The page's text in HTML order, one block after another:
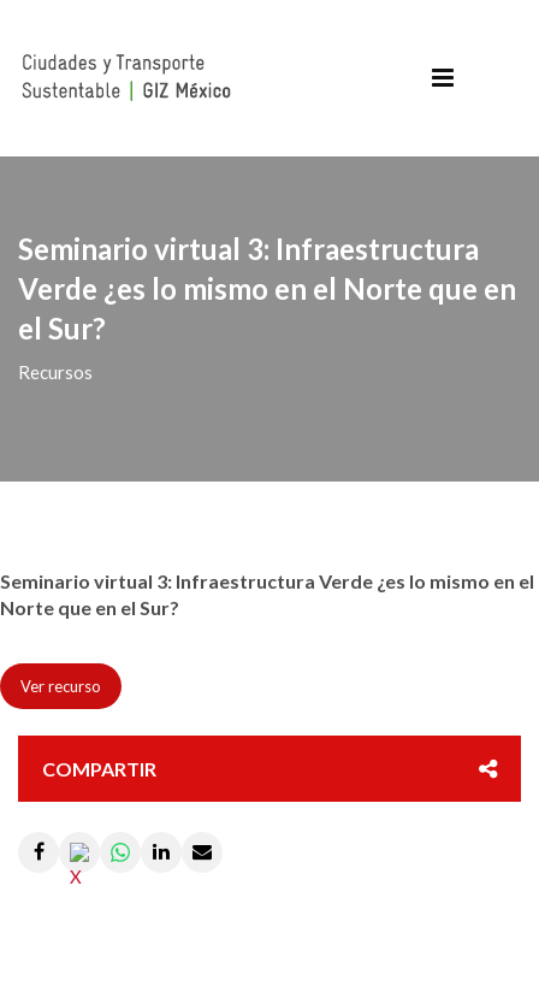
Seminario virtual 3: Infraestructura
Verde ¿es lo mismo en el Norte que en
el Sur?
Recursos
Seminario virtual 3: Infraestructura Verde ¿es lo mismo en el
Norte que en el Sur?
Ver recurso
COMPARTIR